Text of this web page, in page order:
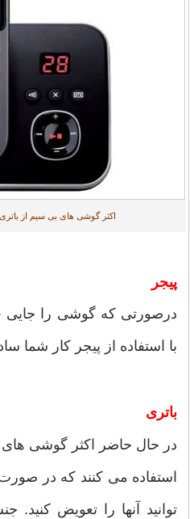
اکثر گوشی های بی سیم از
پیجر
درصورتی که گوشی را جایی
با استفاده از پیجر کار شما
باتری
در حال حاضر اکثر گوشی های
استفاده می کنند که در
توانید آنها را تعویض کنید.